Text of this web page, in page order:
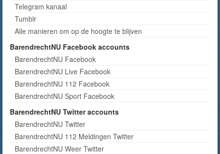
Telegram kanaal
Tumblr
Alle manieren om op de hoogte te blijven
BarendrechtNU Facebook accounts
BarendrechtNU Facebook
BarendrechtNU Live Facebook
BarendrechtNU 112 Facebook
BarendrechtNU Sport Facebook
BarendrechtNU Twitter accounts
BarendrechtNU Twitter
BarendrechtNU 112 Meldingen Twitter
BarendrechtNU Weer Twitter